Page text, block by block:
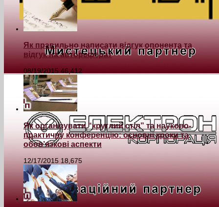
Як правильно написати відгук опонента та
відгук на автореферат
08/19/2015 46,412
Як організувати “круглий стіл” та науково-
практичну конференцію: основні кроки та
обов’язкові аспекти
12/17/2015 18,675